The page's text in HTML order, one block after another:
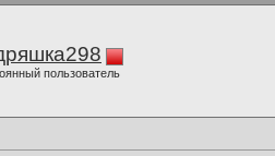
пользователь